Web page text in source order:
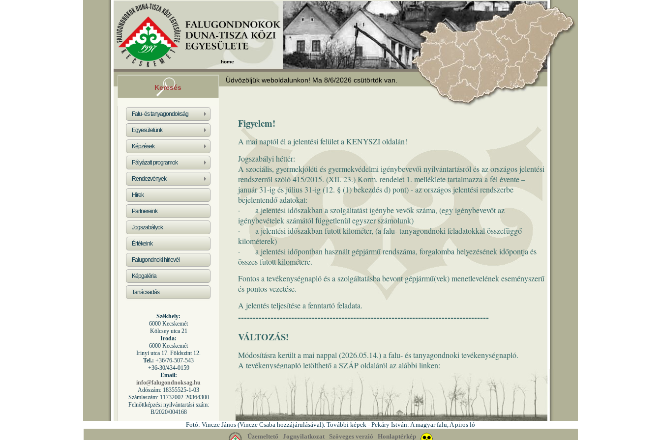
home
Üdvözöljük weboldalunkon! Ma 8/6/2026 csütörtök van.
Keresés
Falu- és tanyagondokság
Egyesületünk
Képzések
Pályázati programok
Rendezvények
Hírek
Partnereink
Jogszabályok
Értékeink
Falugondnoki hírlevél
Képgaléria
Tanácsadás
Székhely:
6000 Kecskemét
Kölcsey utca 21
Iroda:
6000 Kecskemét
Irinyi utca 17. Földszint 12.
Tel.: +36/76-507-543
+36-30/434-0159
Email:
info@falugondnoksag.hu
Adószám: 18355525-1-03
Számlaszám: 11732002-20364300
Felnőttképzési nyilvántartási szám:
B/2020/004168
Fotó: Vincze János (Vincze Csaba hozzájárulásával). További képek - Pekáry István: A magyar falu, A piros ló
Üzemeltető
Jognyilatkozat Szöveges verzió Honlaptérkép